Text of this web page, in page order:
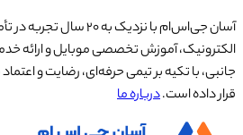
آسان جی‌اس‌ام با نزدیک به
الکترونیک، آموزش تخصصی موبایل و ارائه
جانبی، با تکیه بر تیمی حرفه‌ای، رضایت و
قرار داده است.درباره ما